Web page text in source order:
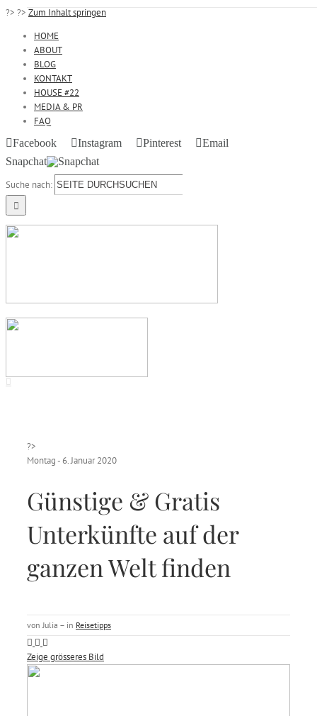
?> ?> Zum Inhalt springen
HOME
ABOUT
BLOG
KONTAKT
HOUSE #22
MEDIA & PR
FAQ
Facebook
Instagram Pinterest
Email
Snapchat
Suche nach:
?>
Montag - 6. Januar 2020
Günstige & Gratis
Unterkünfte auf der
ganzen Welt finden
von Julia – in Reisetipps
Zeige grösseres Bild